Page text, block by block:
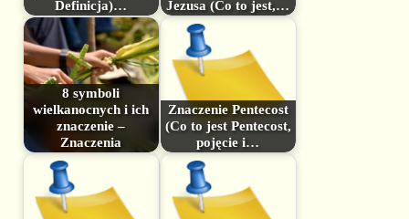
Definicja)…
Jezusa (Co to jest,…
8 symboli
wielkanocnych i ich
znaczenie –
Znaczenia
Znaczenie Pentecost
(Co to jest Pentecost,
pojęcie i…